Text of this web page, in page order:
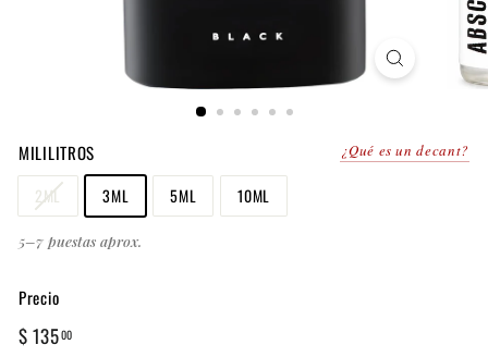
MILILITROS ¿Qué es un decant?
2ML 3ML 5ML 10ML
5–7 puestas aprox.
Precio
Precio
$ 13500$